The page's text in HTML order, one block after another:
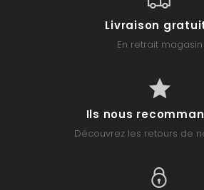
Livraison
En retrait magasin
Ils nous
Découvrez les retours de